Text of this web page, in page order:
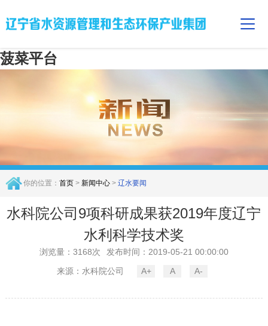
菠菜平台
你的位置： 首页> 新闻中心> 辽水要闻
水科院公司9项科研成果获2019年度辽宁
水利科学技术奖
浏览量：3168次
发布时间：2019-05-21 00:00:00
来源：水科院公司
A+ A A-